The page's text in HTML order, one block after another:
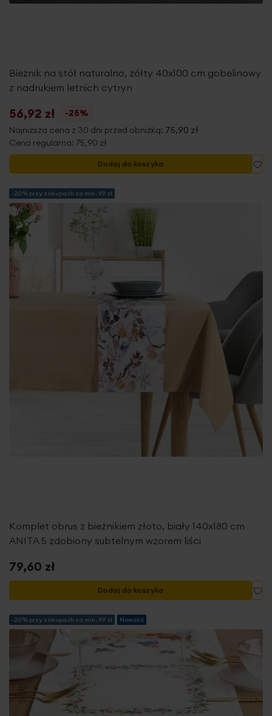
Bieżnik na stół naturalno, żółty 40x100 cm gobelinowy
z nadrukiem letnich cytryn
56,92 zł
-25%
Najniższa cena z 30 dni przed obniżką: 75,90 zł
Cena regularna: 75,90 zł
Dodaj do koszyka
-20% przy zakupach za min. 99 zł
Komplet obrus z bieżnikiem złoto, biały 140x180 cm
ANITA 5 zdobiony subtelnym wzorem liści
79,60 zł
Dodaj do koszyka
-20% przy zakupach za min. 99 zł Nowość